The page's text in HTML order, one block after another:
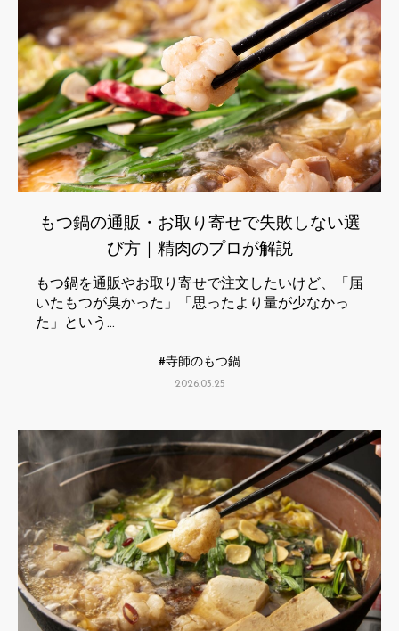
もつ鍋の通販・お取り寄せで失敗しない選
び方｜精肉のプロが解説
もつ鍋を通販やお取り寄せで注文したいけど、「届
いたもつが臭かった」「思ったより量が少なかっ
た」という…
寺師のもつ鍋
2026.03.25